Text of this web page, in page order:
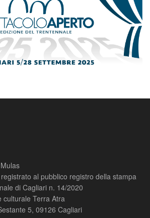
al pubblico registro della stampa
di Cagliari n. 14/2020
culturale Terra Atra
5, 09126 Cagliari